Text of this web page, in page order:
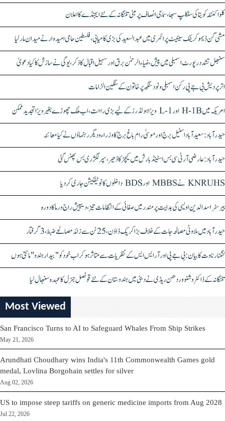
کلواکنٹلہ کویتا کی سنکلپ سبھا، سماجی انصاف پر مبنی تلنگانہ کے نئے ایجنڈے کا اعلان
مشی گن ڈیموکریٹک سینیٹ پرائمری میں عبدالسعید کی بڑی کامیابی، فلسطین حامی امیدوار نے میدان مار لیا
سنبھل تشدد رپورٹ اسمبلی میں پیش، ضیاء الرحمٰن برق اور سہیل اقبال کا ذکر، یوگی نے سازش کا کیا دعویٰ
اتر پردیش بی جے پی رکن اسمبلی ونود سنگھ پر خاتون کے سنگین الزامات
امریکہ میں H-1B اور L-1 ویزا ہولڈرز کے لیے بڑی راحت، اب ملک چھوڑے بغیر ویزا تجدید ممکن
حیدرآباد: سعیدآباد اسٹیل برج اور موسیٰ رام باغ برج کا وزراء و دیگر رہنماؤں نے کیا معائنہ
حیدرآباد: عارضی آر ٹی سی بس اسٹینڈ بارش میں کیچڑ کا ڈھیر، سپر لگژری بس پھنس گئی
KNRUHS نے MBBS اور BDS داخلوں کا نوٹیفکیشن جاری کر دیا
بیرسٹر اسدالدین اویسی کی ہدایت پر مندر میں صفائی کے انتظامات تیز، دیپیش راج ورما کا دورہ
حیدرآباد میں ملاوٹی مصالحہ جات کے خلاف بڑا کریک ڈاؤن، 25 ٹن سے زائد مصالحے ضبط، 3 گرفتار
کنگنا رناوت کا بیان: بی جے پی اور آر ایس ایس کے نظریات سے متاثر ہو کر اب خود کو "بیدار ہندو" مانتی ہوں
تلنگانہ کے ڈاکٹر وشنو وردھن ریڈی نے دبئی میں ہندوستان کے نئے قونصل جنرل کا عہدہ سنبھال لیا
Most Viewed
San Francisco Turns to AI to Safeguard Whales From Ship Strikes
May 21, 2026
Arundhati Choudhary wins India's 11th Commonwealth Games gold
medal, Lovlina Borgohain settles for silver
Aug 02, 2026
US to impose steep tariffs on generic medicine imports from Aug 2028
Jul 22, 2026